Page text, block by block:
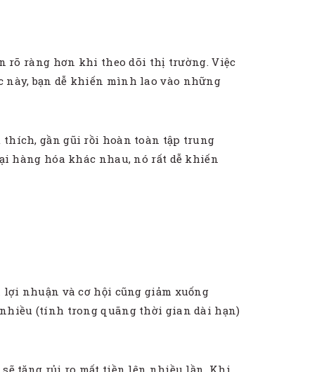
rõ ràng hơn khi theo dõi thị trường. Việc
bạn dễ khiến mình lao vào những
thích, gần gũi rồi hoàn toàn tập trung
hàng hóa khác nhau, nó rất dễ khiến
nhuận và cơ hội cũng giảm xuống
(tính trong quãng thời gian dài hạn)
tăng rủi ro mất tiền lên nhiều lần. Khi